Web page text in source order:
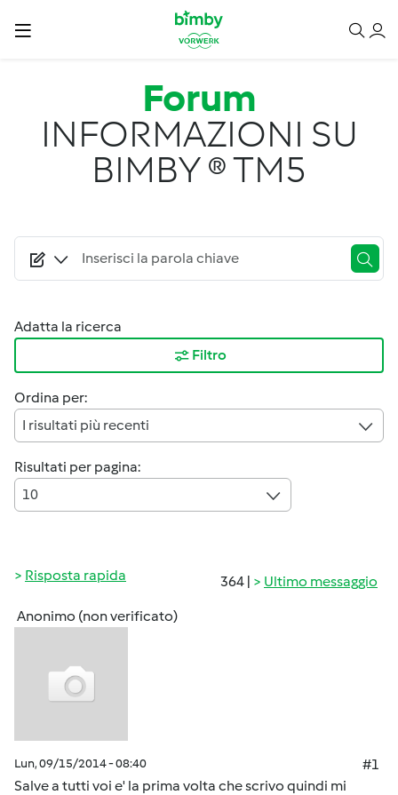
Salta al contenuto principale
Forum
INFORMAZIONI SU
BIMBY ® TM5
Adatta la ricerca
Filtro
Ordina per:
I risultati più recenti
Risultati per pagina:
10
364 | Ultimo messaggio
Risposta rapida
Anonimo (non verificato)
Lun, 09/15/2014 - 08:40
#1
Salve a tutti voi e' la prima volta che scrivo quindi mi